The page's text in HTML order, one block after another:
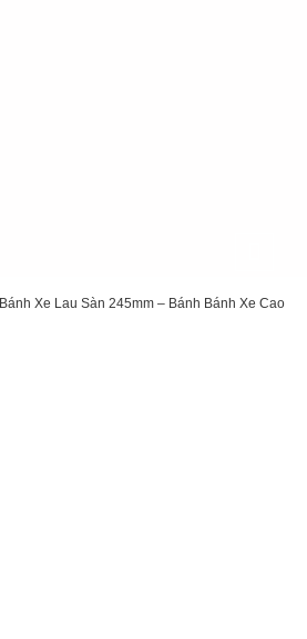
Bánh Xe Lau Sàn 245mm – Bánh Bánh Xe Cao